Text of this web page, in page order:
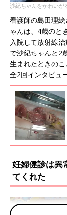
沙紀ちゃんをかわいが
看護師の島田理
ゃんは、4歳のと
入院して放射線
で沙紀ちゃんと 2
生まれたときのこ
全2回インタビュ
妊婦健診は異
てくれた